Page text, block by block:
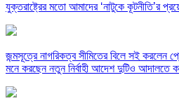
যুক্তরাষ্ট্রের মতো আমাদের ‘নাটুকে কূটনীতি’র
জন্মসূত্রে নাগরিকত্ব সীমিতের বিলে সই করলেন
মনে করছেন নতুন নির্বাহী আদেশ দুটিও আদালতে